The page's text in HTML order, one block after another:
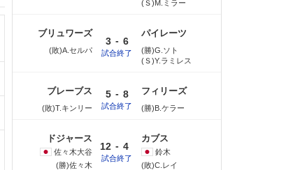
(Ｓ)M.ミラー
ブリュワーズ
(敗)A.セルパ
3 - 6
試合終了
パイレーツ
(勝)G.ソト
(Ｓ)Y.ラミレス
ブレーブス
(敗)T.キンリー
5 - 8
試合終了
フィリーズ
(勝)B.ケラー
ドジャース
佐々木大谷
(勝)佐々木
12 - 4
試合終了
カブス
鈴木
(敗)C.レイ